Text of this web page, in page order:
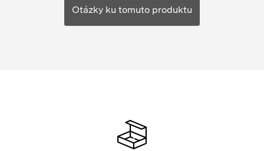
Otázky ku tomuto produktu